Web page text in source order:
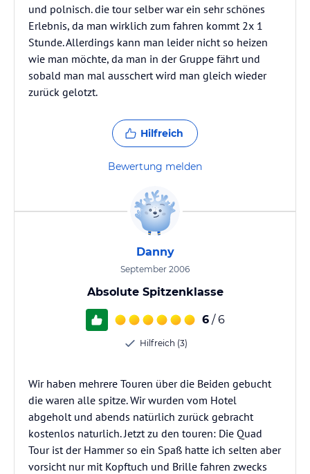
und polnisch. die tour selber war ein sehr schönes
Erlebnis, da man wirklich zum fahren kommt 2x 1
Stunde. Allerdings kann man leider nicht so heizen
wie man möchte, da man in der Gruppe fährt und
sobald man mal ausschert wird man gleich wieder
zurück gelotzt.
Hilfreich
Bewertung melden
Danny
September 2006
Absolute Spitzenklasse
6 / 6
Hilfreich (3)
Wir haben mehrere Touren über die Beiden gebucht
die waren alle spitze. Wir wurden vom Hotel
abgeholt und abends natürlich zurück gebracht
kostenlos naturlich. Jetzt zu den touren: Die Quad
Tour ist der Hammer so ein Spaß hatte ich selten aber
vorsicht nur mit Kopftuch und Brille fahren zwecks